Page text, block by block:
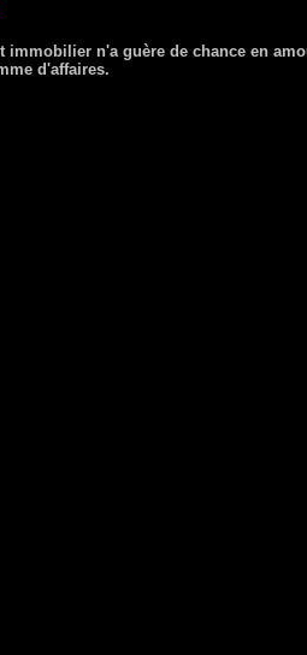
immobilier n'a guère de chance en
d'affaires.